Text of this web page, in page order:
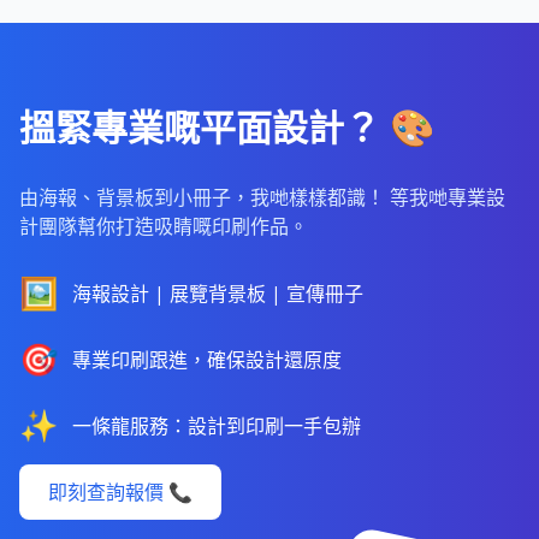
搵緊專業嘅平面設計？ 🎨
由海報、背景板到小冊子，我哋樣樣都識！ 等我哋專業設
計團隊幫你打造吸睛嘅印刷作品。
🖼️ 海報設計 | 展覽背景板 | 宣傳冊子
🎯 專業印刷跟進，確保設計還原度
✨ 一條龍服務：設計到印刷一手包辦
即刻查詢報價 📞